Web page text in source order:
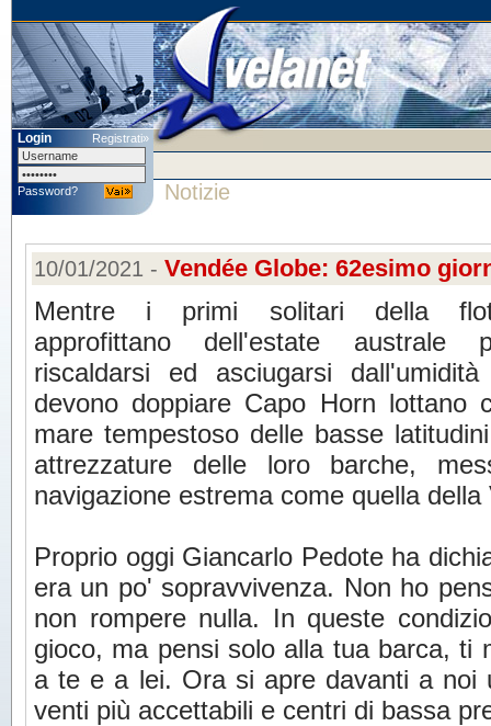
Login Registrati»
Password? Notizie
10/01/2021 - Vendée Globe: 62esimo
Mentre i primi solitari della
approfittano dell'estate australe
riscaldarsi ed asciugarsi
devono doppiare Capo Horn
mare tempestoso delle basse
attrezzature delle loro barche,
navigazione estrema come quella della
Proprio oggi Giancarlo Pedote ha
era un po' sopravvivenza. Non ho
non rompere nulla. In queste
gioco, ma pensi solo alla tua barca, ti
a te e a lei. Ora si apre davanti a noi
venti più accettabili e centri di bassa